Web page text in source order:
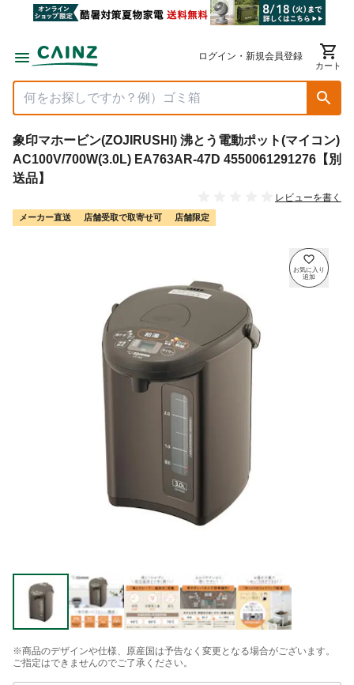
ログイン・新規会員登録
カート
象印マホービン(ZOJIRUSHI) 沸とう電動ポット(マイコン)
AC100V/700W(3.0L) EA763AR-47D 4550061291276【別
送品】
レビューを書く
メーカー直送 店舗受取で取寄せ可 店舗限定
※商品のデザインや仕様、原産国は予告なく変更となる場合がございます。
ご指定はできませんのでご了承ください。